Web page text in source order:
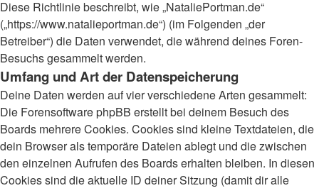
Diese Richtlinie beschreibt, wie „NataliePortman.de“
(„https://www.natalieportman.de“) (im Folgenden „der
Betreiber“) die Daten verwendet, die während deines Foren-
Besuchs gesammelt werden.
Umfang und Art der Datenspeicherung
Deine Daten werden auf vier verschiedene Arten gesammelt:
Die Forensoftware phpBB erstellt bei deinem Besuch des
Boards mehrere Cookies. Cookies sind kleine Textdateien, die
dein Browser als temporäre Dateien ablegt und die zwischen
den einzelnen Aufrufen des Boards erhalten bleiben. In diesen
Cookies sind die aktuelle ID deiner Sitzung (damit dir alle